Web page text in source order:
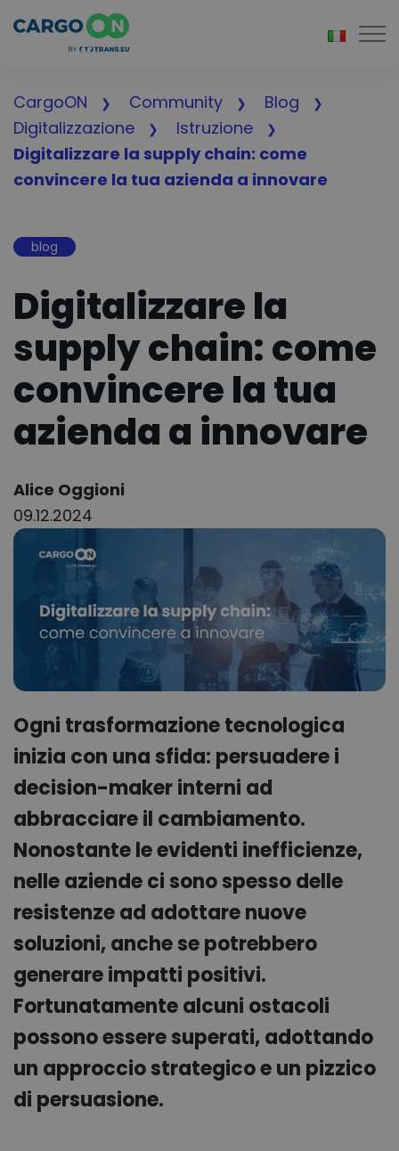
CargoON Community
Blog
Digitalizzazione
Istruzione
Digitalizzare la supply chain: come
convincere la tua azienda a innovare
blog
Digitalizzare la
supply chain: come
convincere la tua
azienda a innovare
Author:
Alice Oggioni
09.12.2024
Ogni trasformazione tecnologica
inizia con una sfida: persuadere i
decision-maker interni ad
abbracciare il cambiamento.
Nonostante le evidenti inefficienze,
nelle aziende ci sono spesso delle
resistenze ad adottare nuove
soluzioni, anche se potrebbero
generare impatti positivi.
Fortunatamente alcuni ostacoli
possono essere superati, adottando
un approccio strategico e un pizzico
di persuasione.